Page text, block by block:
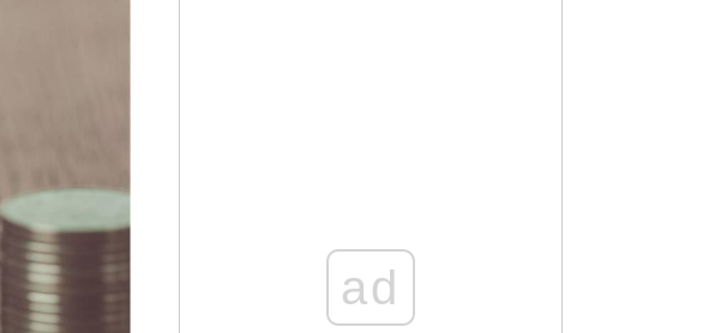
ad